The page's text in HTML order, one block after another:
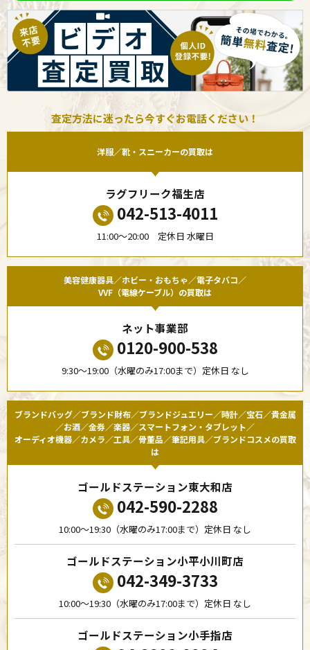
査定方法に迷ったら今すぐお電話ください！
洋服／靴・スニーカーの買取は
ラグフリーク福生店
042-513-4011
11:00〜20:00 定休日 水曜日
美容健康器具／ホビー・おもちゃ／電子タバコ／
VVF（電線ケーブル）の買取は
ネット事業部
0120-900-538
9:30〜19:00（水曜のみ17:00まで）定休日 なし
ブランドバッグ／ブランド財布／ブランドジュエリー／時計／宝石／貴金属
／お酒／金券／楽器／スマートフォン・タブレット／
オーディオ機器／カメラ／工具／骨董品／筆記用具／ブランドコスメの買取
は
ゴールドステーション東大和店
042-590-2288
10:00〜19:30（水曜のみ17:00まで）定休日 なし
ゴールドステーション小平小川町店
042-349-3733
10:00〜19:30（水曜のみ17:00まで）定休日 なし
ゴールドステーション小手指店